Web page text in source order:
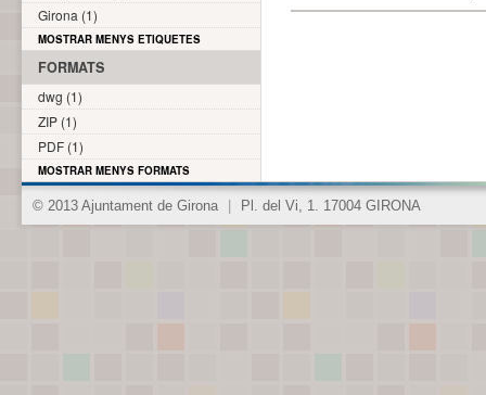
Girona (1)
MOSTRAR MENYS ETIQUETES
FORMATS
dwg (1)
ZIP (1)
PDF (1)
MOSTRAR MENYS FORMATS
© 2013 Ajuntament de Girona Pl. del Vi, 1. 17004 GIRONA